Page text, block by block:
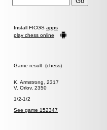
Install FICGS apps
play chess online
Game result (chess)
K. Armstrong, 2317
V. Orlov, 2350
1/2-1/2
See game 152347